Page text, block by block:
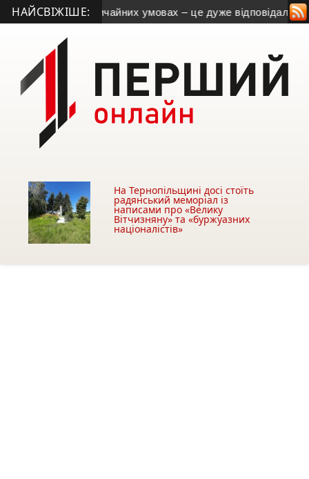
НАЙСВІЖІШЕ:
людей у надзвичайних умовах – це дуже відповідально •
На Тернопільщині досі стоїть
радянський меморіал із
написами про «Велику
Вітчизняну» та «буржуазних
націоналістів»